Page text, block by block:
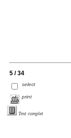
5 / 34
select
print
Text complet